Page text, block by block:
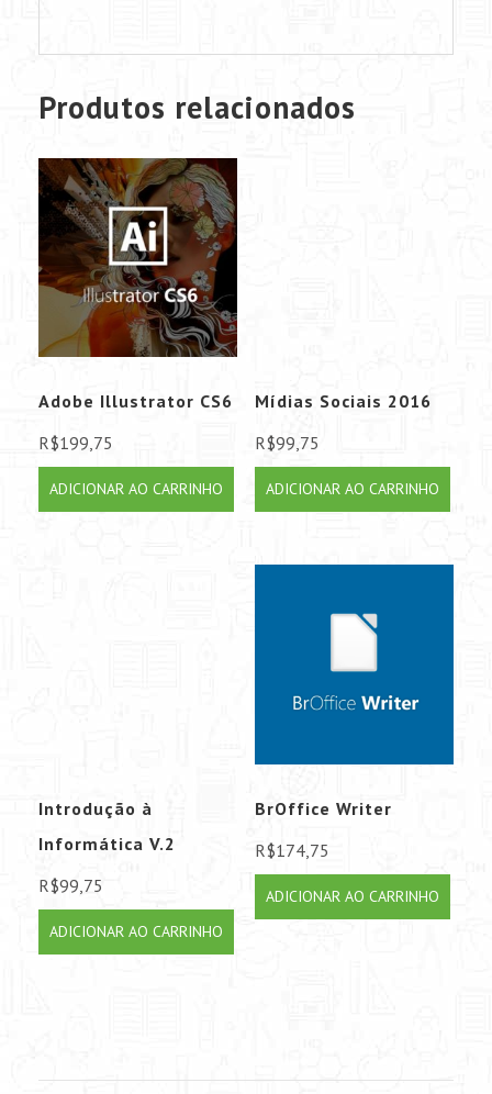
Produtos relacionados
Adobe Illustrator CS6
R$199,75
ADICIONAR AO CARRINHO
Mídias Sociais 2016
R$99,75
ADICIONAR AO CARRINHO
Introdução à
Informática V.2
R$99,75
ADICIONAR AO CARRINHO
BrOffice Writer
R$174,75
ADICIONAR AO CARRINHO